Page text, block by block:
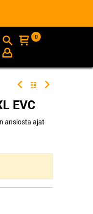
0
EVC
ansiosta ajat